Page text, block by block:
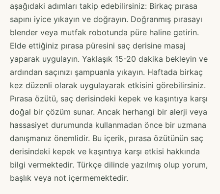
aşağıdaki adımları takip edebilirsiniz: Birkaç pırasa
sapını iyice yıkayın ve doğrayın. Doğranmış pırasayı
blender veya mutfak robotunda püre haline getirin.
Elde ettiğiniz pırasa püresini saç derisine masaj
yaparak uygulayın. Yaklaşık 15-20 dakika bekleyin ve
ardından saçınızı şampuanla yıkayın. Haftada birkaç
kez düzenli olarak uygulayarak etkisini görebilirsiniz.
Pırasa özütü, saç derisindeki kepek ve kaşıntıya karşı
doğal bir çözüm sunar. Ancak herhangi bir alerji veya
hassasiyet durumunda kullanmadan önce bir uzmana
danışmanız önemlidir. Bu içerik, pırasa özütünün saç
derisindeki kepek ve kaşıntıya karşı etkisi hakkında
bilgi vermektedir. Türkçe dilinde yazılmış olup yorum,
başlık veya not içermemektedir.